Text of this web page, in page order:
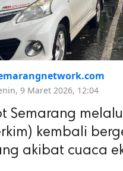
9 Maret 2026, 12:04
Semarang
kembali
akibat cuaca